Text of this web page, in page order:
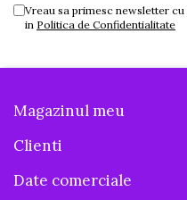
Vreau sa primesc newsletter
in Politica de Confidentialitate
Magazinul meu
Clienti
Date comerciale